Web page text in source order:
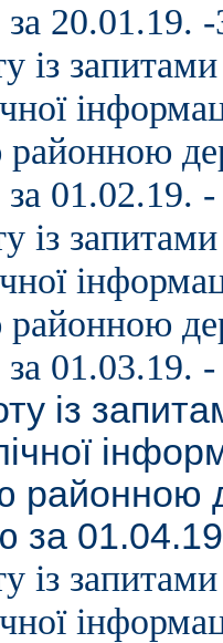
за 20.01.19.
із
районною
за 01.02.19.
із
районною
за 01.03.19.
із
районною
за
із